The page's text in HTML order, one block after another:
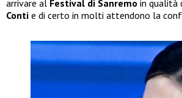
arrivare al Festival di Sanremo in qualità
Conti e di certo in molti attendono la